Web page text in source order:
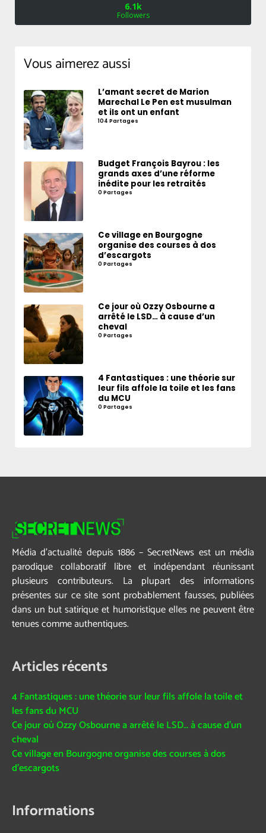
6.1k
Followers
Vous aimerez aussi
L’amant secret de Marion
Marechal Le Pen est musulman
et ils ont un enfant
104 Partages
Budget François Bayrou : les
grands axes d’une réforme
inédite pour les retraités
0 Partages
Ce village en Bourgogne
organise des courses à dos
d’escargots
0 Partages
Ce jour où Ozzy Osbourne a
arrêté le LSD… à cause d’un
cheval
0 Partages
4 Fantastiques : une théorie sur
leur fils affole la toile et les fans
du MCU
0 Partages
Média d’actualité depuis 1886 – SecretNews est un média
parodique collaboratif libre et indépendant réunissant
plusieurs contributeurs. La plupart des informations
présentes sur ce site sont probablement fausses, publiées
dans un but satirique et humoristique elles ne peuvent être
tenues comme authentiques.
Articles récents
4 Fantastiques : une théorie sur leur fils affole la toile et
les fans du MCU
Ce jour où Ozzy Osbourne a arrêté le LSD… à cause d’un
cheval
Ce village en Bourgogne organise des courses à dos
d’escargots
Informations